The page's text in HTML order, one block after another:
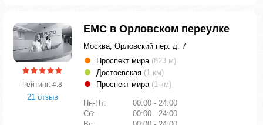
Рейтинг: 4.8
21 отзыв
ЕМС в Орловском переулке
Москва, Орловский пер. д. 7
Проспект мира (823 м)
Достоевская (1 км)
Проспект мира (1 км)
Пн-Пт:
00:00 - 24:00
Сб:
00:00 - 24:00